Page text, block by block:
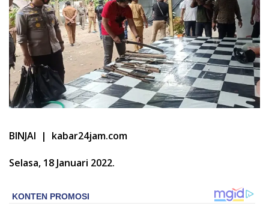
BINJAI | kabar24jam.com
Selasa, 18 Januari 2022.